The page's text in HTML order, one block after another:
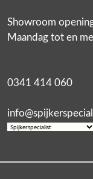
Showroom
Maandag tot en
0341 414 060